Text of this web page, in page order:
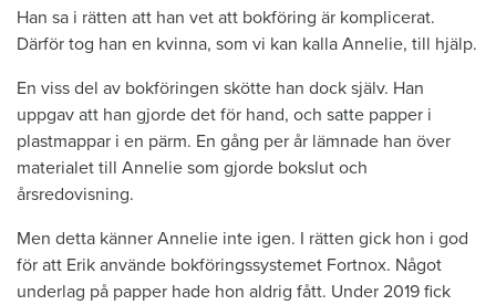
Han sa i rätten att han vet att bokföring är komplicerat.
Därför tog han en kvinna, som vi kan kalla Annelie, till hjälp.
En viss del av bokföringen skötte han dock själv. Han
uppgav att han gjorde det för hand, och satte papper i
plastmappar i en pärm. En gång per år lämnade han över
materialet till Annelie som gjorde bokslut och
årsredovisning.
Men detta känner Annelie inte igen. I rätten gick hon i god
för att Erik använde bokföringssystemet Fortnox. Något
underlag på papper hade hon aldrig fått. Under 2019 fick